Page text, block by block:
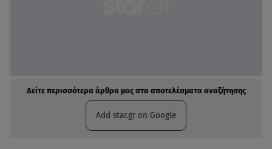
Δείτε περισσότερα άρθρα μας στα αποτελέσματα αναζήτησης
Add star.gr on Google